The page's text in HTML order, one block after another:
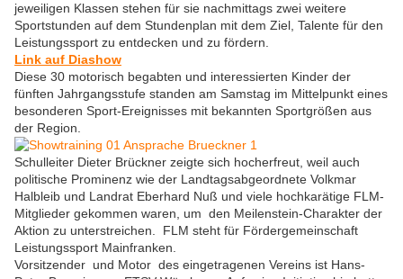
jeweiligen Klassen stehen für sie nachmittags zwei weitere
Sportstunden auf dem Stundenplan mit dem Ziel, Talente für den
Leistungssport zu entdecken und zu fördern.
Link auf Diashow
Diese 30 motorisch begabten und interessierten Kinder der
fünften Jahrgangsstufe standen am Samstag im Mittelpunkt eines
besonderen Sport-Ereignisses mit bekannten Sportgrößen aus
der Region.
Schulleiter Dieter Brückner zeigte sich hocherfreut, weil auch
politische Prominenz wie der Landtagsabgeordnete Volkmar
Halbleib und Landrat Eberhard Nuß und viele hochkarätige FLM-
Mitglieder gekommen waren, um den Meilenstein-Charakter der
Aktion zu unterstreichen. FLM steht für Fördergemeinschaft
Leistungssport Mainfranken.
Vorsitzender und Motor des eingetragenen Vereins ist Hans-